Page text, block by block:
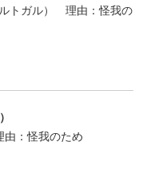
トガル） 理由：怪我の
：怪我のため